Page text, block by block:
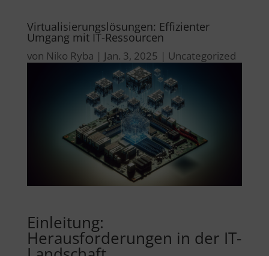
Virtualisierungslösungen: Effizienter
Umgang mit IT-Ressourcen
von Niko Ryba | Jan. 3, 2025 | Uncategorized
Einleitung:
Herausforderungen in der IT-